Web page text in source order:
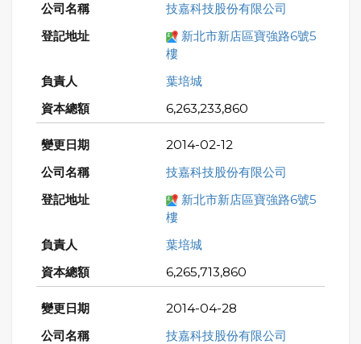
技嘉科技股份有限公司
新北市新店區寶強路6號5
樓
葉培城
6,263,233,860
2014-02-12
技嘉科技股份有限公司
新北市新店區寶強路6號5
樓
葉培城
6,265,713,860
2014-04-28
技嘉科技股份有限公司